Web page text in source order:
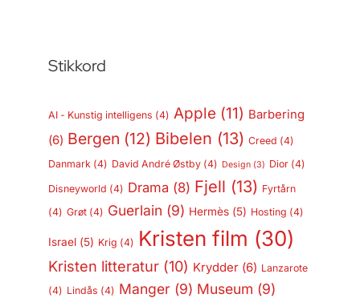
Stikkord
AI - Kunstig intelligens (4) Apple (11) Barbering
(6) Bergen (12) Bibelen (13) Creed (4)
Danmark (4) David André Østby(4) Design(3) Dior(4)
Disneyworld (4) Drama (8) Fjell (13) Fyrtårn
(4) Grøt(4) Guerlain (9) Hermès(5) Hosting (4)
Israel(5) Krig (4) Kristen film (30)
Kristen litteratur(10) Krydder(6) Lanzarote
(4) Lindås (4) Manger(9) Museum (9)